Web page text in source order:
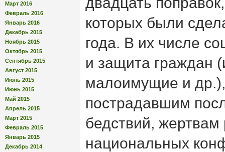
Март 2016
Февраль 2016
Январь 2016
Декабрь 2015
Ноябрь 2015
Октябрь 2015
Сентябрь 2015
Август 2015
Июль 2015
Июнь 2015
Май 2015
Апрель 2015
Март 2015
Февраль 2015
Январь 2015
Декабрь 2014
которых были
года. В их числе
и защита граждан
малоимущие и
пострадавшим
бедствий, жертвам
национальных